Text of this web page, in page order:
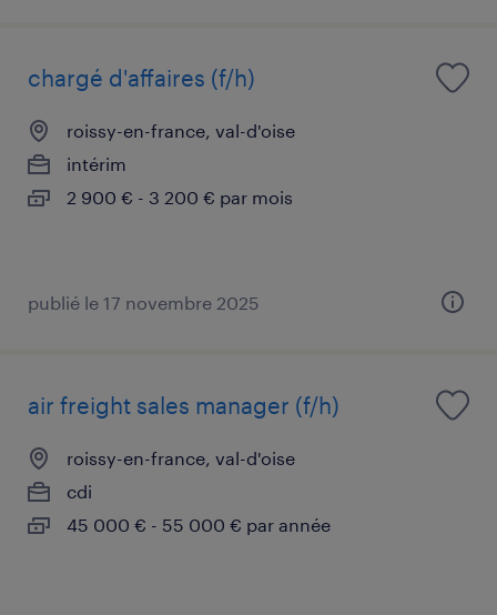
chargé d'affaires (f/h)
roissy-en-france, val-d'oise
intérim
2 900 € - 3 200 € par mois
publié le 17 novembre 2025
air freight sales manager (f/h)
roissy-en-france, val-d'oise
cdi
45 000 € - 55 000 € par année